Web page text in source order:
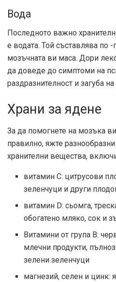
Вода
Последното важно
е водата. Той съставлява по -
мозъчната ви маса. Дори
да доведе до симптоми на
раздразнителност и загуба
Храни за ядене
За да помогнете на мозъка
правилно, яжте
хранителни вещества,
витамин С: цитрусови
зеленчуци и други
витамин D: сьомга,
обогатено мляко, сок и
Витамини от група В:
млечни продукти,
зелени зеленчуци
магнезий, селен и цинк: